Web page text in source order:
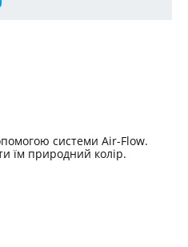
системи Air-Flow.
їм природний колір.